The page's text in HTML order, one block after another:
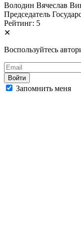
Володин Вячеслав
Председатель
Рейтинг: 5
✕
Воспользуйтесь
Запомнить меня